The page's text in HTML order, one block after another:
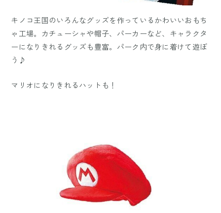
キノコ王国のいろんなグッズを作っているかわいいおもち
ゃ工場。カチューシャや帽子、パーカーなど、キャラクタ
ーになりきれるグッズも豊富。パーク内で身に着けて遊ぼ
う♪
マリオになりきれるハットも！